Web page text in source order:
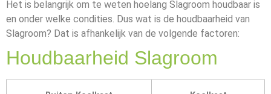
Het is belangrijk om te weten hoelang Slagroom houdbaar is
en onder welke condities. Dus wat is de houdbaarheid van
Slagroom? Dat is afhankelijk van de volgende factoren:
Houdbaarheid Slagroom